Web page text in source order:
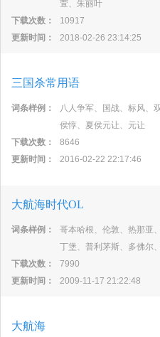
萱、朱丽叶
下载次数：
10917
更新时间：
2018-02-26 23:14:25
三国杀常用语
词条样例：
八人争军、国战、标风、
侯惇、夏侯元让、元让
下载次数：
8646
更新时间：
2016-02-22 22:17:46
大航海时代OL
词条样例：
哥本哈根、伦敦、热那亚
丁堡、普利茅斯、多佛尔
下载次数：
7990
更新时间：
2009-11-17 21:22:48
大航海